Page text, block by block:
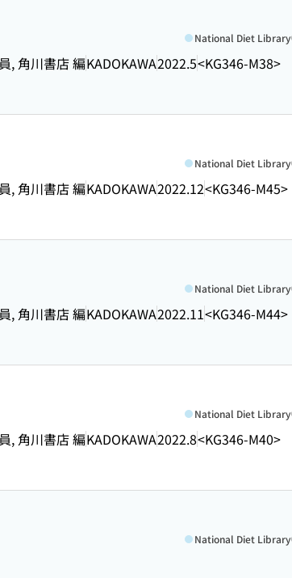
, 角川書店 編KADOKAWA2022.5<KG346-M38>
National Diet Library
, 角川書店 編KADOKAWA2022.12<KG346-M45>
National Diet Library
, 角川書店 編KADOKAWA2022.11<KG346-M44>
National Diet Library
, 角川書店 編KADOKAWA2022.8<KG346-M40>
National Diet Library
National Diet Library